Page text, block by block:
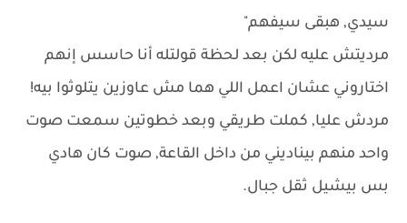
سيدي, هبقى سيفهم"
مرديتش عليه لكن بعد لحظة قولتله أنا حاسس إنهم
اختاروني عشان اعمل اللي هما مش عاوزين يتلوثوا بيه!
مردش عليا, كملت طريقي وبعد خطوتين سمعت صوت
واحد منهم بيناديني من داخل القاعة, صوت كان هادي
بس بيشيل ثقل جبال.